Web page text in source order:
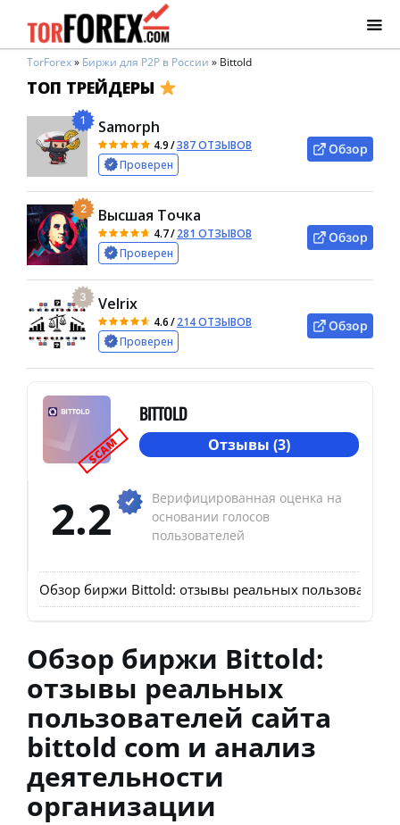
TorForex» Биржи для P2P в России » Bittold
ТОП ТРЕЙДЕРЫ
1 Samorph
4.9/387 ОТЗЫВОВ
Проверен
Обзор
2 Высшая Точка
4.7/281 ОТЗЫВОВ
Проверен
Обзор
3 Velrix
4.6/214 ОТЗЫВОВ
Проверен
Обзор
SCAM
BITTOLD
Отзывы (3)
2.2
Верифицированная оценка на
основании голосов
пользователей
Обзор биржи Bittold: отзывы реальных
Обзор биржи Bittold:
отзывы реальных
пользователей сайта
bittold com и анализ
деятельности
организации